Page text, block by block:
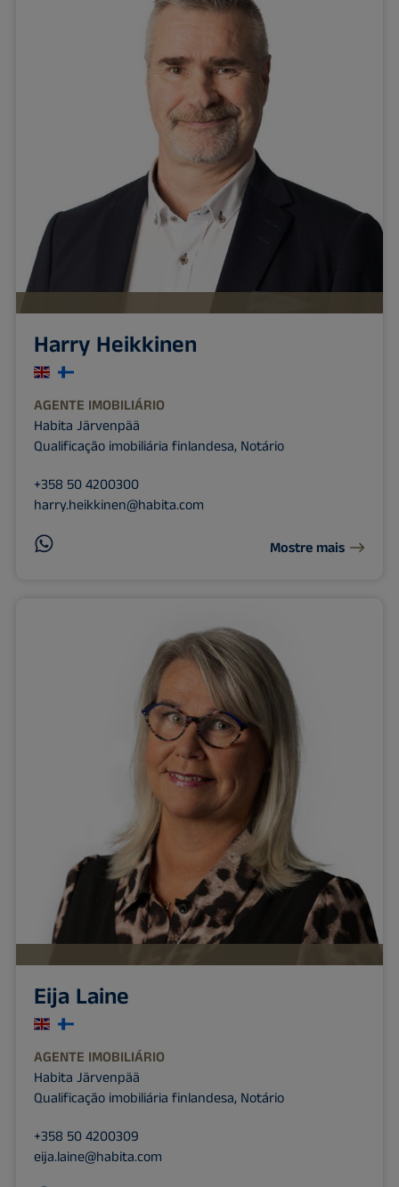
Harry Heikkinen
AGENTE IMOBILIÁRIO
Habita Järvenpää
Qualificação imobiliária finlandesa, Notário
+358 50 4200300
harry.heikkinen@habita.com
Mostre mais
Eija Laine
AGENTE IMOBILIÁRIO
Habita Järvenpää
Qualificação imobiliária finlandesa, Notário
+358 50 4200309
eija.laine@habita.com